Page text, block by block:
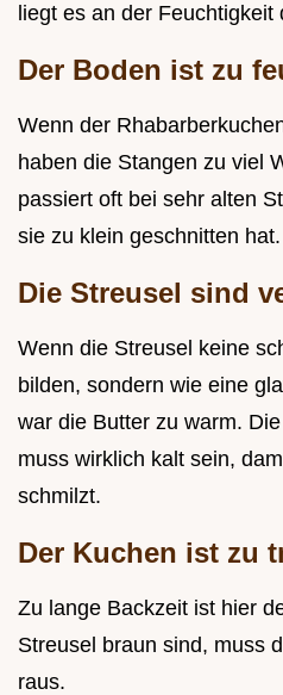
liegt es an der Feuchtigkeit
Der Boden ist zu
Wenn der
haben die Stangen zu viel
passiert oft bei sehr alten
sie zu klein geschnitten hat.
Die Streusel sind
Wenn die Streusel keine
bilden, sondern wie eine
war die Butter zu warm.
muss wirklich kalt sein,
schmilzt.
Der Kuchen ist zu
Zu lange Backzeit ist hier
Streusel braun sind, muss
raus.